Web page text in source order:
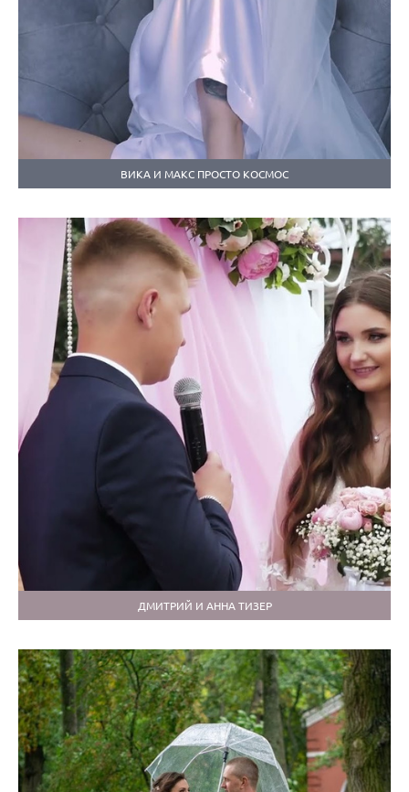
ВИКА И МАКС ПРОСТО КОСМОС
ДМИТРИЙ И АННА ТИЗЕР